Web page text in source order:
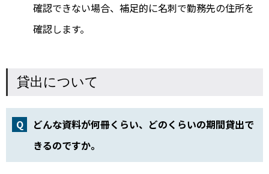
確認できない場合、補足的に名刺で勤務先の住所を
確認します。
貸出について
どんな資料が何冊くらい、どのくらいの期間貸出で
きるのですか。